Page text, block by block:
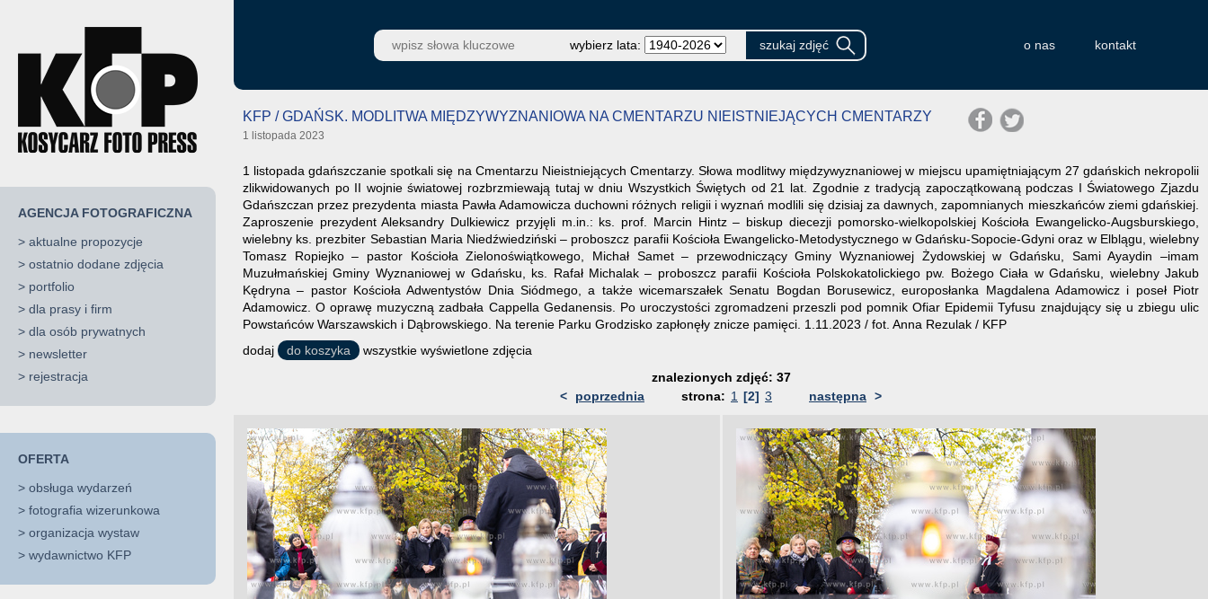
AGENCJA FOTOGRAFICZNA
> aktualne propozycje
> ostatnio dodane zdjęcia
> portfolio
> dla prasy i firm
> dla osób prywatnych
> newsletter
> rejestracja
OFERTA
> obsługa wydarzeń
> fotografia wizerunkowa
> organizacja wystaw
> wydawnictwo KFP
wybierz lata: o nas kontakt
KFP / GDAŃSK. MODLITWA MIĘDZYWYZNANIOWA NA CMENTARZU NIEISTNIEJĄCYCH CMENTARZY
1 listopada 2023
1 listopada gdańszczanie spotkali się na Cmentarzu Nieistniejących Cmentarzy. Słowa modlitwy międzywyznaniowej w miejscu upamiętniającym 27 gdańskich nekropolii
zlikwidowanych po II wojnie światowej rozbrzmiewają tutaj w dniu Wszystkich Świętych od 21 lat. Zgodnie z tradycją zapoczątkowaną podczas I Światowego Zjazdu
Gdańszczan przez prezydenta miasta Pawła Adamowicza duchowni różnych religii i wyznań modlili się dzisiaj za dawnych, zapomnianych mieszkańców ziemi gdańskiej.
Zaproszenie prezydent Aleksandry Dulkiewicz przyjęli m.in.: ks. prof. Marcin Hintz – biskup diecezji pomorsko-wielkopolskiej Kościoła Ewangelicko-Augsburskiego,
wielebny ks. prezbiter Sebastian Maria Niedźwiedziński – proboszcz parafii Kościoła Ewangelicko-Metodystycznego w Gdańsku-Sopocie-Gdyni oraz w Elblągu, wielebny
Tomasz Ropiejko – pastor Kościoła Zielonoświątkowego, Michał Samet – przewodniczący Gminy Wyznaniowej Żydowskiej w Gdańsku, Sami Ayaydin –imam
Muzułmańskiej Gminy Wyznaniowej w Gdańsku, ks. Rafał Michalak – proboszcz parafii Kościoła Polskokatolickiego pw. Bożego Ciała w Gdańsku, wielebny Jakub
Kędryna – pastor Kościoła Adwentystów Dnia Siódmego, a także wicemarszałek Senatu Bogdan Borusewicz, europosłanka Magdalena Adamowicz i poseł Piotr
Adamowicz. O oprawę muzyczną zadbała Cappella Gedanensis. Po uroczystości zgromadzeni przeszli pod pomnik Ofiar Epidemii Tyfusu znajdujący się u zbiegu ulic
Powstańców Warszawskich i Dąbrowskiego. Na terenie Parku Grodzisko zapłonęły znicze pamięci. 1.11.2023 / fot. Anna Rezulak / KFP
dodaj
do koszyka
wszystkie wyświetlone zdjęcia
znalezionych zdjęć: 37
<
poprzednia strona: 1 [2] 3 następna >